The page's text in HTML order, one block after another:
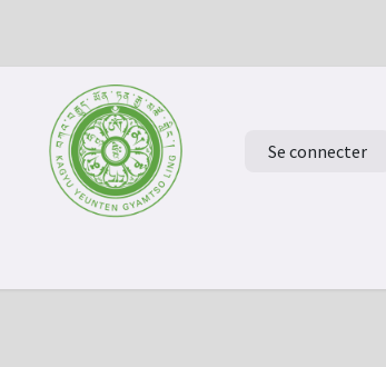
Se connecter